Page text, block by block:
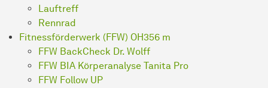
Lauftreff
Rennrad
Fitnessförderwerk (FFW) OH356 m
FFW BackCheck Dr. Wolff
FFW BIA Körperanalyse Tanita Pro
FFW Follow UP